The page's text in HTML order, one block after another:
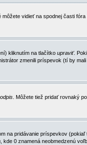
vidieť na spodnej časti fóra
kliknutím na tlačítko upraviť.
zmenili príspevok (tí by
. Môžete tiež pridať rovnaký
na pridávanie príspevkov
kde 0 znamená neobmedzenú